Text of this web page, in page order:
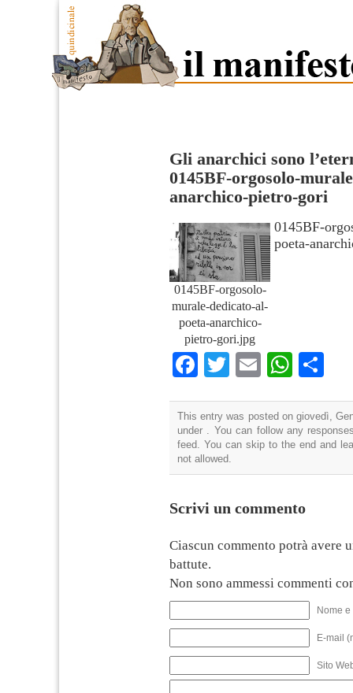
Gli anarchici sono
0145BF-orgosolo-
anarchico-pietro-gori
0145BF-orgosolo-
murale-dedicato-al-
poeta-anarchico-
pietro-gori.jpg
0145BF-
poeta-
Facebook
TwitterEmail
This entry was posted on giovedì,
under . You can follow any
feed. You can skip to the end and
not allowed.
Scrivi un commento
Ciascun commento potrà avere
battute.
Non sono ammessi commenti
Nome
E-mail
Sito